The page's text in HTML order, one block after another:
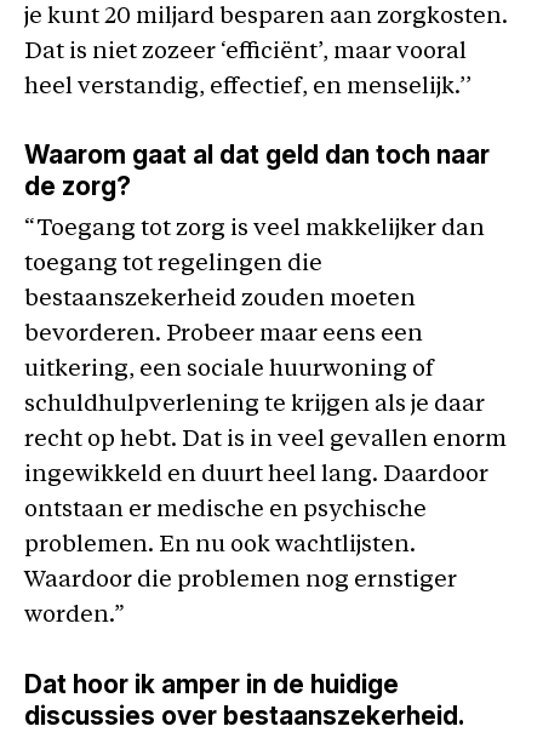
je kunt 20 miljard besparen aan zorgkosten.
Dat is niet zozeer ‘efficiënt’, maar vooral
heel verstandig, effectief, en menselijk.’’
Waarom gaat al dat geld dan toch naar
de zorg?
“Toegang tot zorg is veel makkelijker dan
toegang tot regelingen die
bestaanszekerheid zouden moeten
bevorderen. Probeer maar eens een
uitkering, een sociale huurwoning of
schuldhulpverlening te krijgen als je daar
recht op hebt. Dat is in veel gevallen enorm
ingewikkeld en duurt heel lang. Daardoor
ontstaan er medische en psychische
problemen. En nu ook wachtlijsten.
Waardoor die problemen nog ernstiger
worden.”
Dat hoor ik amper in de huidige
discussies over bestaanszekerheid.